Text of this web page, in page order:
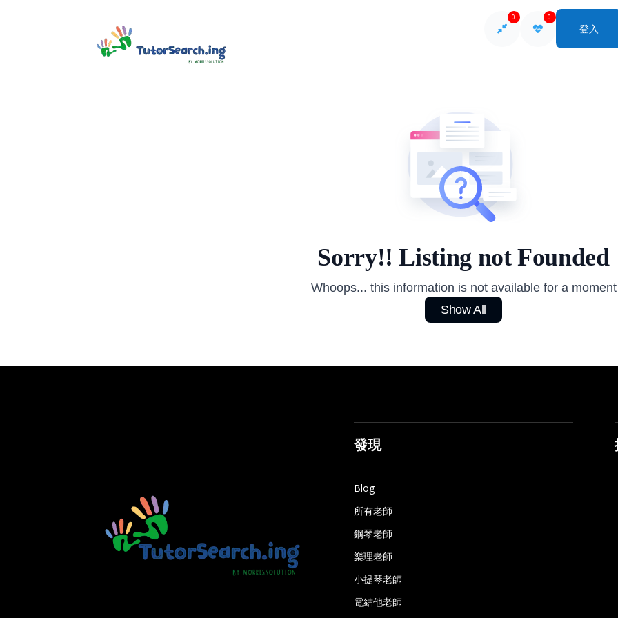
0 0
登入
Sorry!! Listing not Founded
Whoops... this information is not available for a moment
Show All
發現
Blog
所有老師
鋼琴老師
樂理老師
小提琴老師
電結他老師